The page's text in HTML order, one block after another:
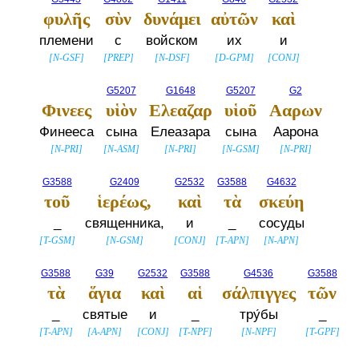
φυλῆς
племени
[N-GSF]
σὺν
с
[PREP]
δυνάμει
войском
[N-DSF]
αὐτῶν
их
[D-GPM]
καὶ
и
[CONJ]
Φινεες
Финееса
[N-PRI]
G5207
υἱὸν
сына
[N-ASM]
G1648
Ελεαζαρ
Елеазара
[N-PRI]
G5207
υἱοῦ
сына
[N-GSM]
G2
Ααρων
Аарона
[N-PRI]
G3588
τοῦ
[T-GSM]
G2409
ἱερέως,
священника,
[N-GSM]
G2532
καὶ
и
[CONJ]
G3588
τὰ
[T-APN]
G4632
σκεύη
сосуды
[N-APN]
G3588
τὰ
[T-APN]
G39
ἅγια
святые
[A-APN]
G2532
καὶ
и
[CONJ]
G3588
αἱ
[T-NPF]
G4536
σάλπιγγες
тру́бы
[N-NPF]
G3588
τῶν
[T-GPF]